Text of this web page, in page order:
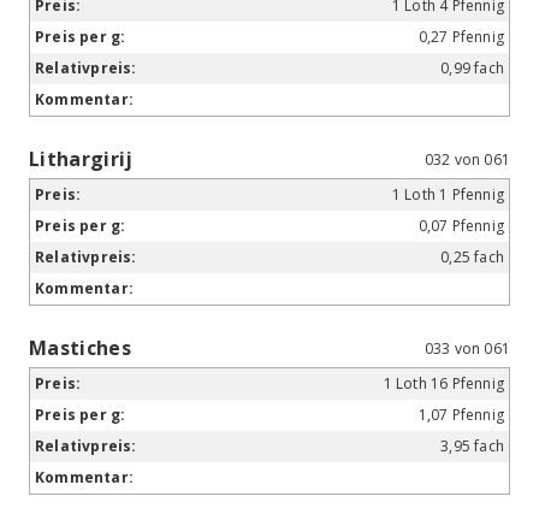
1 Loth 4 Pfennig
0,27 Pfennig
0,99 fach
Lithargirij
032 von 061
1 Loth 1 Pfennig
0,07 Pfennig
0,25 fach
Mastiches
033 von 061
1 Loth 16 Pfennig
1,07 Pfennig
3,95 fach